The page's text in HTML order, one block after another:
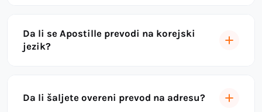
Da li se Apostille prevodi na korejski
jezik?
Da li šaljete overeni prevod na adresu?